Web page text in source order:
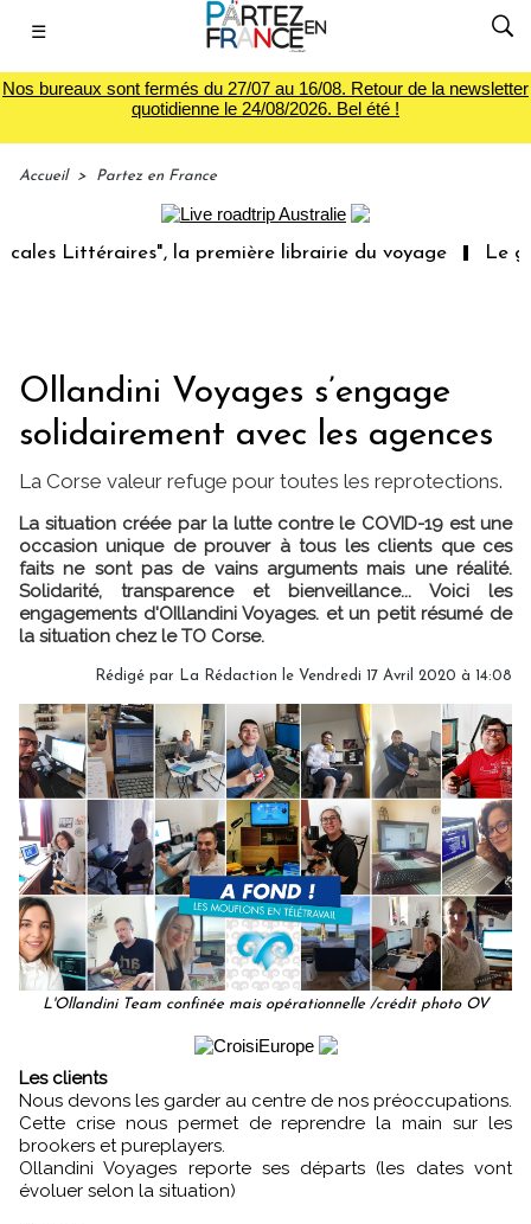
☰
Nos bureaux sont fermés du 27/07 au 16/08. Retour de la newsletter
quotidienne le 24/08/2026. Bel été !
Accueil > Partez en France
Littéraires", la première librairie du voyage Le groupe
Ollandini Voyages s’engage
solidairement avec les agences
La Corse valeur refuge pour toutes les reprotections.
La situation créée par la lutte contre le COVID-19 est une
occasion unique de prouver à tous les clients que ces
faits ne sont pas de vains arguments mais une réalité.
Solidarité, transparence et bienveillance... Voici les
engagements d'OIllandini Voyages. et un petit résumé de
la situation chez le TO Corse.
Rédigé par La Rédaction le Vendredi 17 Avril 2020 à 14:08
L'Ollandini Team confinée mais opérationnelle /crédit photo OV
Les clients
Nous devons les garder au centre de nos préoccupations.
Cette crise nous permet de reprendre la main sur les
brookers et pureplayers.
Ollandini Voyages reporte ses départs (les dates vont
évoluer selon la situation)